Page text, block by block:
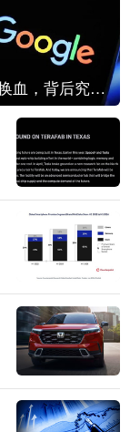
谷歌AI大换血，背后究竟发生了什么？